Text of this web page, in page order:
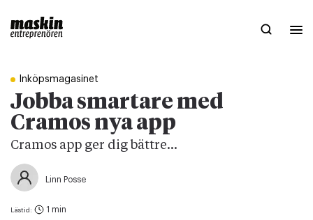
Inköpsmagasinet
Jobba smartare med
Cramos nya app
Cramos app ger dig bättre...
Linn Posse
Lästid: 1 min